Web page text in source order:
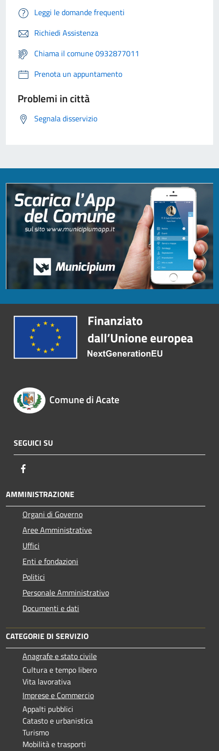
Leggi le domande frequenti
Richiedi Assistenza
Chiama il comune 0932877011
Prenota un appuntamento
Problemi in città
Segnala disservizio
Comune di Acate
SEGUICI SU
AMMINISTRAZIONE
Organi di Governo
Aree Amministrative
Uffici
Enti e fondazioni
Politici
Personale Amministrativo
Documenti e dati
CATEGORIE DI SERVIZIO
Anagrafe e stato civile
Cultura e tempo libero
Vita lavorativa
Imprese e Commercio
Appalti pubblici
Catasto e urbanistica
Turismo
Mobilità e trasporti